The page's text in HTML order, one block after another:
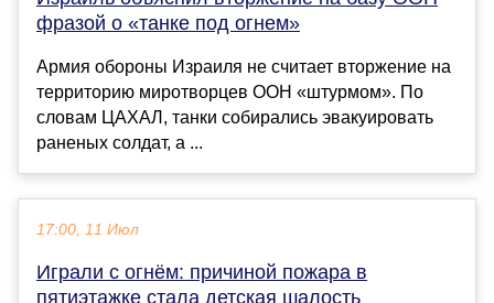
фразой о «танке под огнем»
Армия обороны Израиля не считает вторжение на
территорию миротворцев ООН «штурмом». По
словам ЦАХАЛ, танки собирались эвакуировать
раненых солдат, а ...
17:00, 11 Июл
Играли с огнём: причиной пожара в
пятиэтажке стала детская шалость